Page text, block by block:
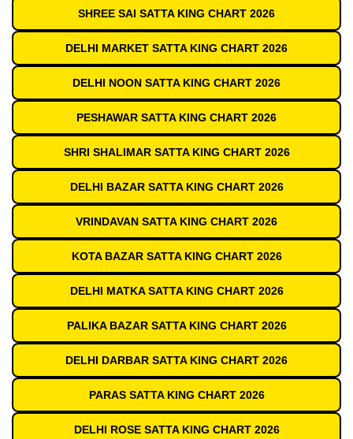
SHREE SAI SATTA KING CHART 2026
DELHI MARKET SATTA KING CHART 2026
DELHI NOON SATTA KING CHART 2026
PESHAWAR SATTA KING CHART 2026
SHRI SHALIMAR SATTA KING CHART 2026
DELHI BAZAR SATTA KING CHART 2026
VRINDAVAN SATTA KING CHART 2026
KOTA BAZAR SATTA KING CHART 2026
DELHI MATKA SATTA KING CHART 2026
PALIKA BAZAR SATTA KING CHART 2026
DELHI DARBAR SATTA KING CHART 2026
PARAS SATTA KING CHART 2026
DELHI ROSE SATTA KING CHART 2026